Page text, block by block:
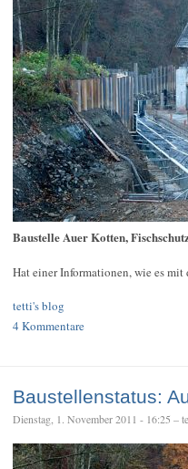
Baustelle Auer Kotten,
Hat einer Informationen, wie es
tetti's blog
4 Kommentare
Baustellenstatus:
Dienstag, 1. November 2011 - 16:25 –